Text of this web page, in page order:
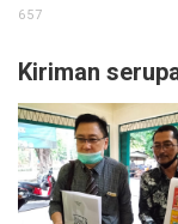
657
Kiriman